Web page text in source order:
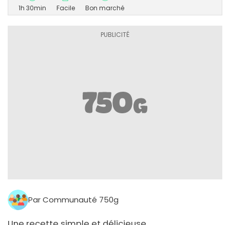
1h 30min Facile Bon marché
Par Communauté 750g